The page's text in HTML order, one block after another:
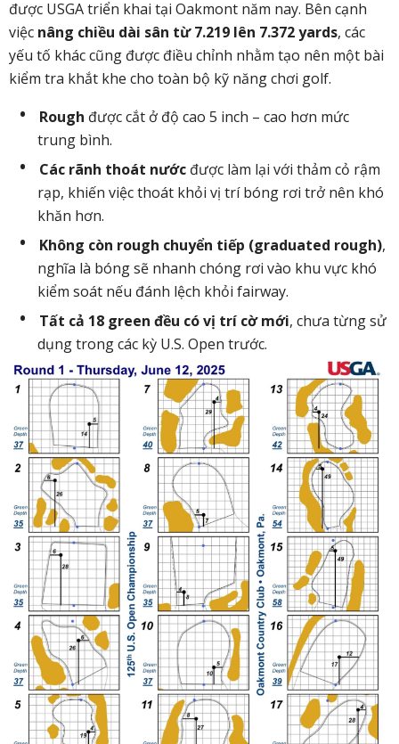
được USGA triển khai tại Oakmont năm nay. Bên cạnh
việc nâng chiều dài sân từ 7.219 lên 7.372 yards, các
yếu tố khác cũng được điều chỉnh nhằm tạo nên một bài
kiểm tra khắt khe cho toàn bộ kỹ năng chơi golf.
Rough được cắt ở độ cao 5 inch – cao hơn mức
trung bình.
Các rãnh thoát nướcđược làm lại với thảm cỏ rậm
rạp, khiến việc thoát khỏi vị trí bóng rơi trở nên khó
khăn hơn.
Không còn rough chuyển tiếp (graduated rough),
nghĩa là bóng sẽ nhanh chóng rơi vào khu vực khó
kiểm soát nếu đánh lệch khỏi fairway.
Tất cả 18 green đều có vị trí cờ mới, chưa từng sử
dụng trong các kỳ U.S. Open trước.